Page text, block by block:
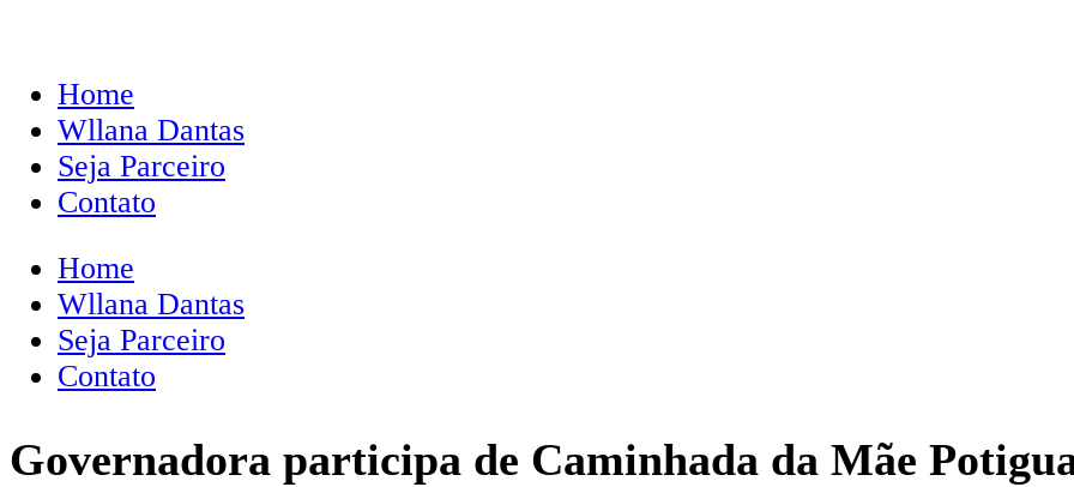
Home
Wllana Dantas
Seja Parceiro
Contato
Home
Wllana Dantas
Seja Parceiro
Contato
Governadora participa de Caminhada da Mãe